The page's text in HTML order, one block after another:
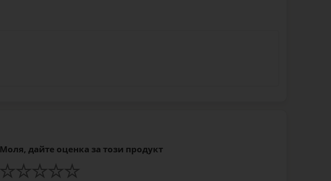
Моля, дайте оценка за този продукт